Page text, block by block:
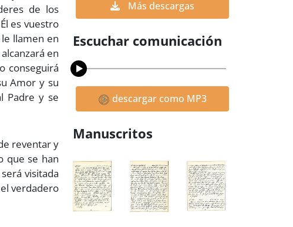
de los
es vuestro
llamen en
en
conseguirá
Amor y su
Padre y se
reventar y
que se han
visitada
verdadero
Más descargas
Escuchar comunicación
descargar como MP3
Manuscritos